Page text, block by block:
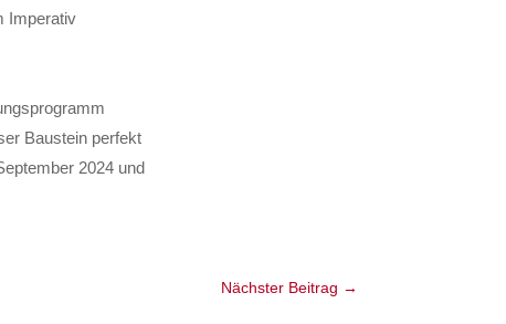
Imperativ
Baustein perfekt
2024 und
Nächster Beitrag →